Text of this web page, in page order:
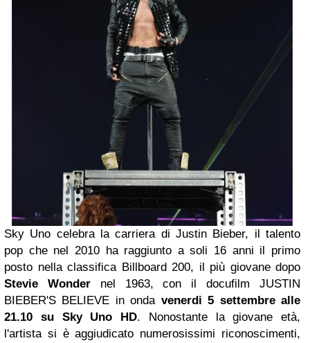
Sky Uno celebra la carriera di Justin Bieber, il talento
pop che nel 2010 ha raggiunto a soli 16 anni il primo
posto nella classifica Billboard 200, il più giovane dopo
Stevie Wondernel 1963, con il docufilm JUSTIN
BIEBER'S BELIEVE in onda venerdi 5 settembre alle
21.10 su Sky Uno HD. Nonostante la giovane età,
l'artista si è aggiudicato numerosissimi riconoscimenti,